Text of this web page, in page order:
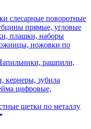
слесарные поворотные
прямые, угловые
плашки, наборы
ножовки по
рашпили,
кернеры, зубила
цифровые,
щетки по металлу